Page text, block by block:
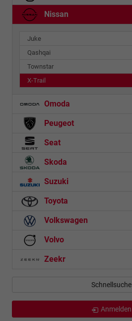
Nissan
Juke
Qashqai
Townstar
X-Trail
Omoda
Peugeot
Seat
Skoda
Suzuki
Toyota
Volkswagen
Volvo
Zeekr
Schnellsuche
Anmelden